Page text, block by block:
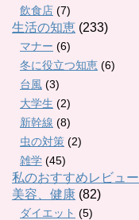
飲食店 (7)
生活の知恵 (233)
マナー (6)
冬に役立つ知恵 (6)
台風 (3)
大学生 (2)
新幹線 (8)
虫の対策 (2)
雑学 (45)
私のおすすめレビュー
美容、健康 (82)
ダイエット (5)